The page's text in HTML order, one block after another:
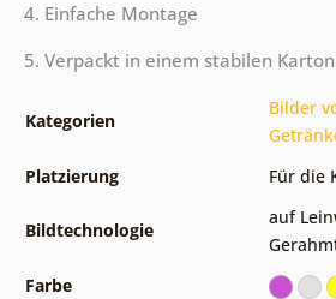
4. Einfache Montage
5. Verpackt in einem stabilen Karton
Kategorien
Bilder
Platzierung
Für die
Bildtechnologie
auf
Farbe